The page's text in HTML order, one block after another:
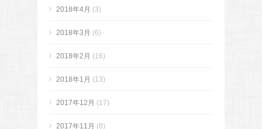
2018年4月 (3)
2018年3月 (6)
2018年2月 (16)
2018年1月 (13)
2017年12月 (17)
2017年11月 (8)